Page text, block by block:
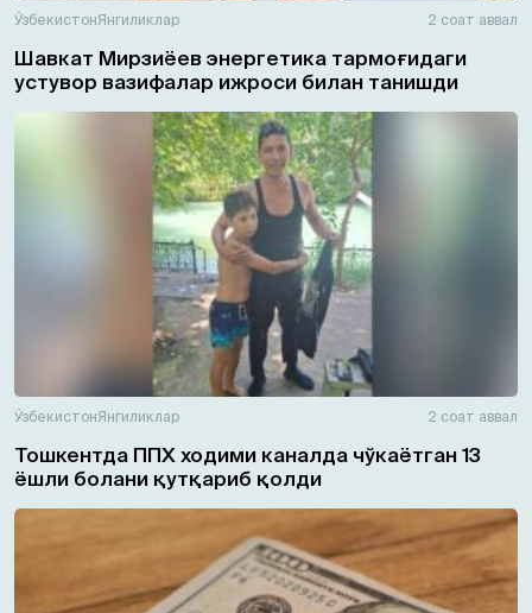
ЎзбекистонЯнгиликлар 2 соат аввал
Шавкат Мирзиёев энергетика тармоғидаги
устувор вазифалар ижроси билан танишди
ЎзбекистонЯнгиликлар 2 соат аввал
Тошкентда ППХ ходими каналда чўкаётган 13
ёшли болани қутқариб қолди